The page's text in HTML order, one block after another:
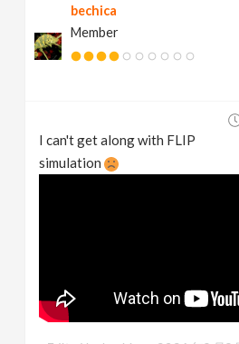
bechica
Member
I can't get along with FLIP
simulation